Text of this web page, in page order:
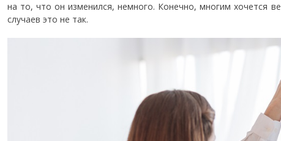
на то, что он изменился, немного. Конечно, многим хочется
случаев это не так.